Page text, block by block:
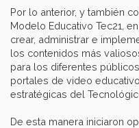
Por lo anterior, y también
Modelo Educativo Tec21,
crear, administrar e
los contenidos más
para los diferentes
portales de video
estratégicas del
De esta manera iniciaron